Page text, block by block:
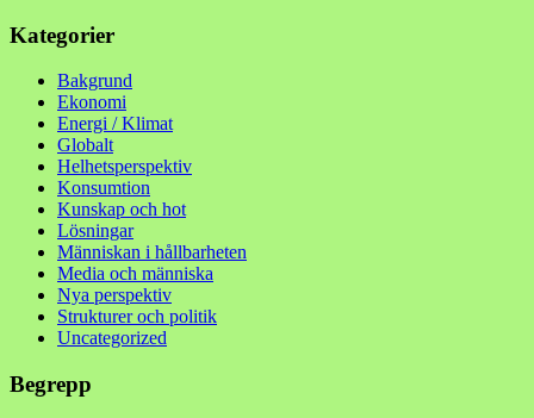
Kategorier
Bakgrund
Ekonomi
Energi / Klimat
Globalt
Helhetsperspektiv
Konsumtion
Kunskap och hot
Lösningar
Människan i hållbarheten
Media och människa
Nya perspektiv
Strukturer och politik
Uncategorized
Begrepp